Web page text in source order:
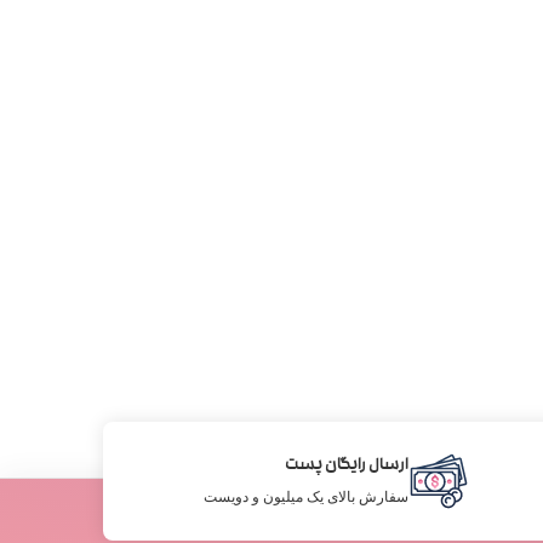
ارسال رایگان پست
سفارش بالای یک میلیون و دویست